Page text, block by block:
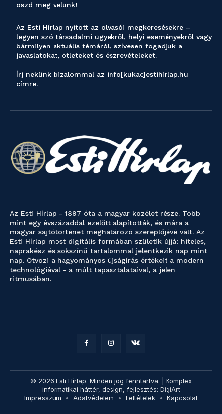
oszd meg velünk!
Az Esti Hírlap nyitott az olvasói megkeresésekre –
legyen szó társadalmi ügyekről, helyi eseményekről vagy
bármilyen aktuális témáról, szívesen fogadjuk a
javaslatokat, ötleteket és észrevételeket.
Írj nekünk bizalommal az info[kukac]estihirlap.hu
címre.
Az Esti Hírlap - 1897 óta a magyar közélet része. Több
mint egy évszázaddal ezelőtt alapították, és mára a
magyar sajtótörténet meghatározó szereplőjévé vált. Az
Esti Hírlap most digitális formában születik újjá: hiteles,
naprakész és sokszínű tartalommal jelentkezik nap mint
nap. Ötvözi a hagyományos újságírás értékeit a modern
technológiával - a múlt tapasztalataival, a jelen
ritmusában.
© 2026 Esti Hírlap. Minden jog fenntartva. | Komplex
informatikai háttér, design, fejlesztés: DigiArt
Impresszum
Adatvédelem Feltételek Kapcsolat